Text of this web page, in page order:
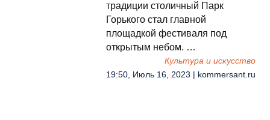
традиции столичный Парк
Горького стал главной
площадкой фестиваля под
открытым небом. …
Культура и искусство
19:50, Июль 16, 2023 | kommersant.ru